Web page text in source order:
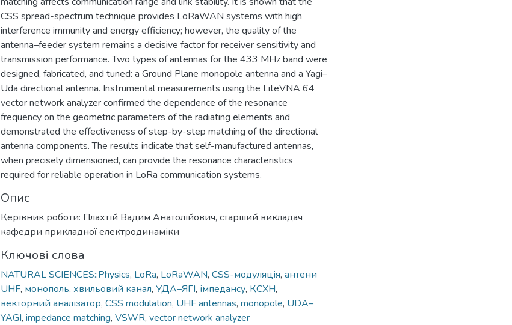
CSS spread-spectrum technique provides LoRaWAN systems with high
interference immunity and energy efficiency; however, the quality of the
antenna–feeder system remains a decisive factor for receiver sensitivity and
transmission performance. Two types of antennas for the 433 MHz band were
designed, fabricated, and tuned: a Ground Plane monopole antenna and a Yagi–
Uda directional antenna. Instrumental measurements using the LiteVNA 64
vector network analyzer confirmed the dependence of the resonance
frequency on the geometric parameters of the radiating elements and
demonstrated the effectiveness of step-by-step matching of the directional
antenna components. The results indicate that self-manufactured antennas,
when precisely dimensioned, can provide the resonance characteristics
required for reliable operation in LoRa communication systems.
Опис
Керівник роботи: Плахтій Вадим Анатолійович, старший викладач
кафедри прикладної електродинаміки
Ключові слова
NATURAL SCIENCES::Physics, LoRa, LoRaWAN, CSS-модуляція, антени
UHF, монополь, хвильовий канал, УДА–ЯГІ, імпедансу, КСХН,
векторний аналізатор, CSS modulation, UHF antennas, monopole, UDA–
YAGI, impedance matching, VSWR, vector network analyzer